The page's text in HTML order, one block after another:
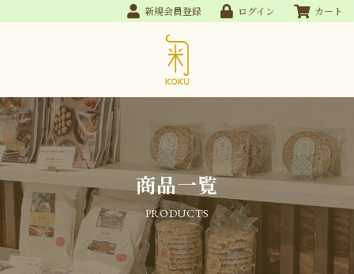
新規会員登録 ログイン カート
商品一覧
PRODUCTS